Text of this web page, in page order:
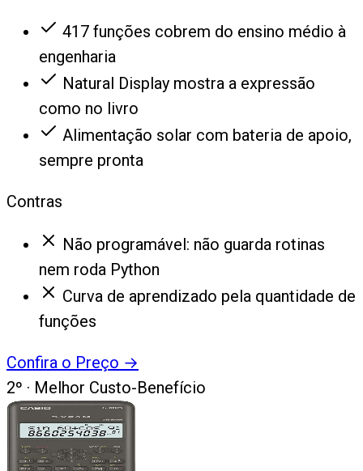
417 funções cobrem do ensino médio à
engenharia
Natural Display mostra a expressão
como no livro
Alimentação solar com bateria de apoio,
sempre pronta
Contras
Não programável: não guarda rotinas
nem roda Python
Curva de aprendizado pela quantidade de
funções
Confira o Preço →
2º · Melhor Custo-Benefício